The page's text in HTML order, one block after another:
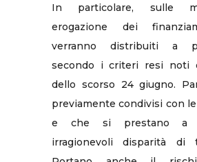
In particolare, sulle
erogazione dei
verranno distribuiti a
secondo i criteri resi noti
dello scorso 24 giugno.
previamente condivisi con
e che si prestano a
irragionevoli disparità di